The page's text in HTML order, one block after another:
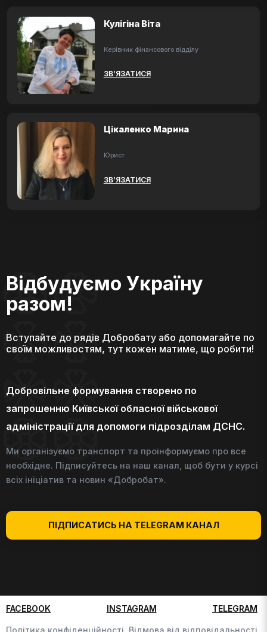
Кулігіна Віта
Керівник фінансового відділу
ЗВ’ЯЗАТИСЯ
Цікаленко Марина
Юрист
ЗВ’ЯЗАТИСЯ
Відбудуємо Україну
разом!
Вступайте до рядів Добробату або допомагайте по
своїм можливостям, тут кожен матиме, що робити!
Добровільне формування створено по
запрошенню Київської обласної військової
адміністрації для допомоги підрозділам ДСНС.
Ми організуємо транспорт та проінформуємо про все
необхідне. Підписуйтесь на наш канал, щоб бути у курсі
всіх ініціатив та новин «Добробат».
ПІДПИСАТИСЬ НА TELEGRAM КАНАЛ
FACEBOOK INSTAGRAM TELEGRAM
Політика конфіденційності, Відмова від відповідальності